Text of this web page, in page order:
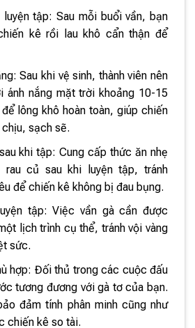
luyện tập: Sau mỗi buổi vần, bạn
kê rồi lau khô cẩn thận để
Sau khi vệ sinh, thành viên nên
ánh nắng mặt trời khoảng 10-15
lông khô hoàn toàn, giúp chiến
sạch sẽ.
khi tập: Cung cấp thức ăn nhẹ
rau củ sau khi luyện tập, tránh
để chiến kê không bị đau bụng.
tập: Việc vần gà cần được
lịch trình cụ thể, tránh vội vàng
sức.
hợp: Đối thủ trong các cuộc đấu
tương đương với gà tơ của bạn.
đảm tính phân minh cũng như
chiến kê so tài.